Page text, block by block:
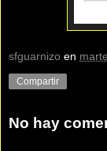
sfguarnizo en
Compartir
No hay